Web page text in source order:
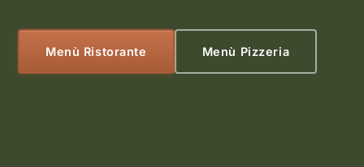
Menù Ristorante Menù Pizzeria